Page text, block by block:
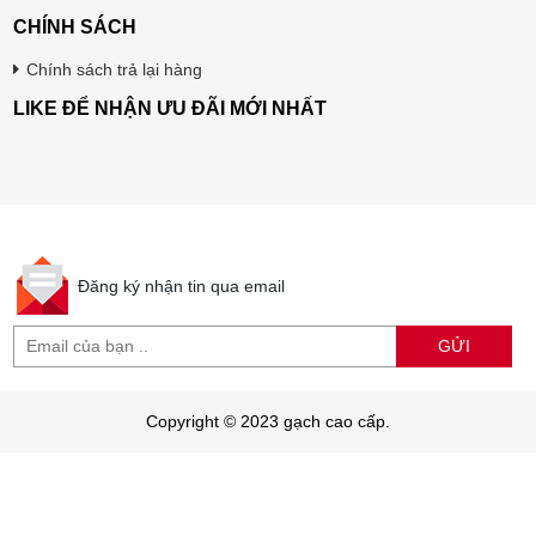
CHÍNH SÁCH
Chính sách trả lại hàng
LIKE ĐỂ NHẬN ƯU ĐÃI MỚI NHẤT
Đăng ký nhận tin qua email
GỬI
Copyright © 2023 gạch cao cấp.